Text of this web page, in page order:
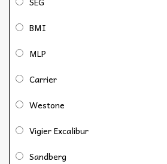
BMI
MLP
Carrier
Westone
Vigier Excalibur
Sandberg